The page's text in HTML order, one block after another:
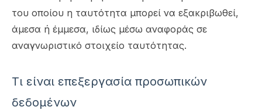
του οποίου η ταυτότητα μπορεί να εξακριβωθεί,
άμεσα ή έμμεσα, ιδίως μέσω αναφοράς σε
αναγνωριστικό στοιχείο ταυτότητας.
Τι είναι επεξεργασία προσωπικών
δεδομένων